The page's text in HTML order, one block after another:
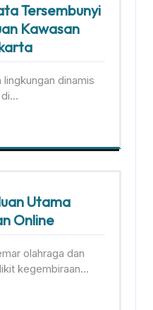
Tersembunyi
Kawasan
lingkungan dinamis
di…
Utama
Online
olahraga dan
kegembiraan…